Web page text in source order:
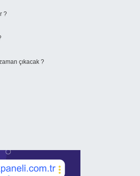
?
çıkacak ?